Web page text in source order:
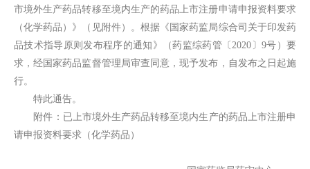
市境外生产药品转移至境内生产的药品上市注册申请申报资料要求
（化学药品）》（见附件）。根据《国家药监局综合司关于印发药
品技术指导原则发布程序的通知》（药监综药管〔2020〕9号）要
求，经国家药品监督管理局审查同意，现予发布，自发布之日起施
行。
特此通告。
附件：已上市境外生产药品转移至境内生产的药品上市注册申
请申报资料要求（化学药品）